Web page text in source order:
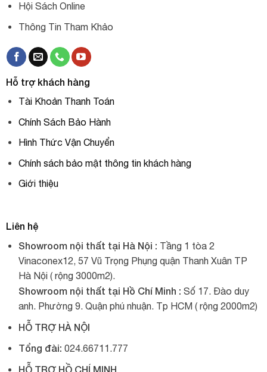
Hội Sách Online
Thông Tin Tham Khảo
Hỗ trợ khách hàng
Tài Khoản Thanh Toán
Chính Sách Bảo Hành
Hình Thức Vận Chuyển
Chính sách bảo mật thông tin khách hàng
Giới thiệu
Liên hệ
Showroom nội thất tại Hà Nội : Tầng 1 tòa 2
Vinaconex12, 57 Vũ Trọng Phụng quận Thanh Xuân TP
Hà Nội ( rộng 3000m2).
Showroom nội thất tại Hồ Chí Minh : Số 17. Đào duy
anh. Phường 9. Quận phú nhuận. Tp HCM ( rộng 2000m2)
HỖ TRỢ HÀ NỘI
Tổng đài: 024.66711.777
HỖ TRỢ HỒ CHÍ MINH